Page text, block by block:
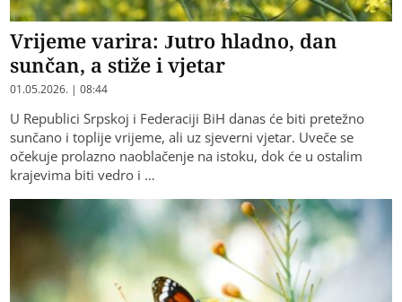
Vrijeme varira: Jutro hladno, dan
sunčan, a stiže i vjetar
01.05.2026. | 08:44
U Republici Srpskoj i Federaciji BiH danas će biti pretežno
sunčano i toplije vrijeme, ali uz sjeverni vjetar. Uveče se
očekuje prolazno naoblačenje na istoku, dok će u ostalim
krajevima biti vedro i …